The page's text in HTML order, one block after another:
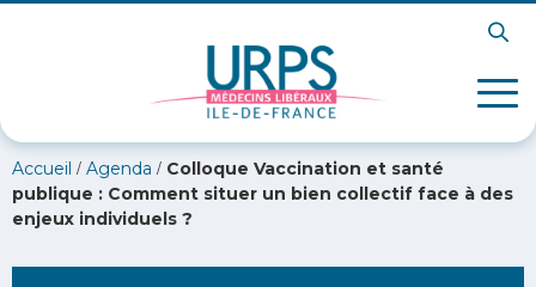
Accueil / Agenda / Colloque Vaccination et santé
publique : Comment situer un bien collectif face à des
enjeux individuels ?